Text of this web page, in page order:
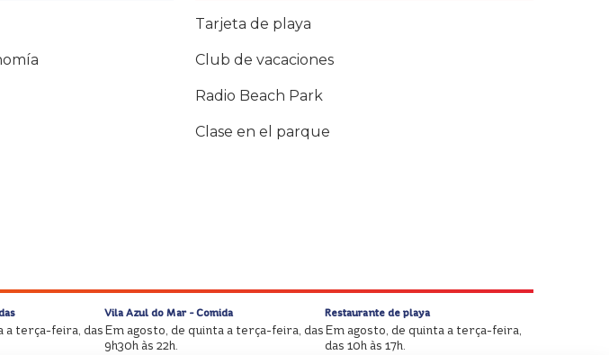
Tarjeta de playa
Club de vacaciones
Radio Beach Park
Clase en el parque
a terça-feira, das
Vila Azul do Mar - Comida
Em agosto, de quinta a terça-feira, das
9h30h às 22h.
Restaurante de playa
Em agosto, de quinta a terça-feira,
das 10h às 17h.